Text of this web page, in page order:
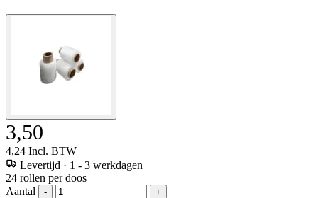
3,50
4,24 Incl. BTW
Levertijd · 1 - 3 werkdagen
24 rollen per doos
Aantal
-
+